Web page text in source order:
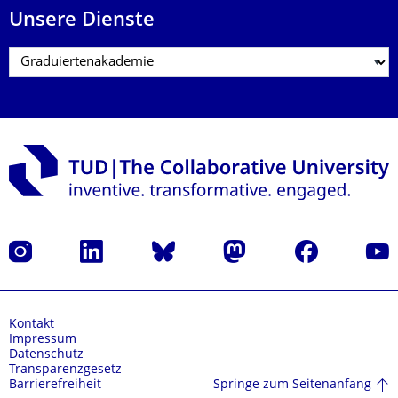
Unsere Dienste
Instagram LinkedIn Bluesky Mastodon Facebook
Kontakt
Impressum
Datenschutz
Transparenzgesetz
Barrierefreiheit
Springe zum Seitenanfang